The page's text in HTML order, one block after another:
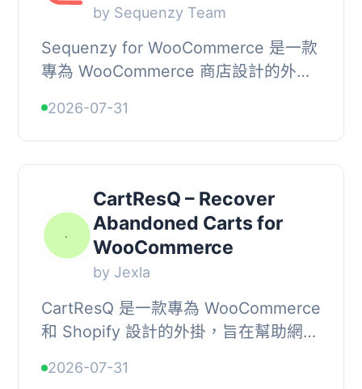
by Sequenzy Team
Sequenzy for WooCommerce 是一款
專為 WooCommerce 商店設計的外
動連接至 Sequenzy，協助用戶進行電
子商務郵件自動化。, ...
2026-07-31
CartResQ – Recover
Abandoned Carts for
WooCommerce
by Jexla
CartResQ 是一款專為 WooCommerce
和 Shopify 設計的外掛，旨在幫助網路
失的銷售。透過自動化的提醒工作流
2026-07-31